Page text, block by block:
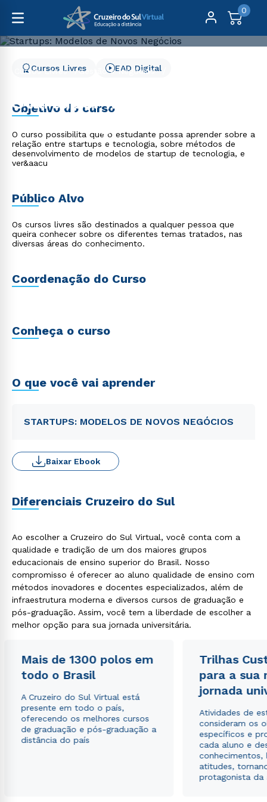
0
Cursos Livres
Gestão e Negócios
Startups: Modelos de
Novos Negócios
Cursos Livres EAD Digital
Objetivo do curso
O curso possibilita que o estudante possa aprender sobre a
relação entre startups e tecnologia, sobre métodos de
desenvolvimento de modelos de startup de tecnologia, e
ver&aacu
Público Alvo
Os cursos livres são destinados a qualquer pessoa que
queira conhecer sobre os diferentes temas tratados, nas
diversas áreas do conhecimento.
Coordenação do Curso
Conheça o curso
O que você vai aprender
STARTUPS: MODELOS DE NOVOS NEGÓCIOS
Baixar Ebook
Diferenciais Cruzeiro do Sul
Ao escolher a Cruzeiro do Sul Virtual, você conta com a
qualidade e tradição de um dos maiores grupos
educacionais de ensino superior do Brasil. Nosso
compromisso é oferecer ao aluno qualidade de ensino com
métodos inovadores e docentes especializados, além de
infraestrutura moderna e diversos cursos de graduação e
pós-graduação. Assim, você tem a liberdade de escolher a
melhor opção para sua jornada universitária.
Mais de 1300 polos em
todo o Brasil
A Cruzeiro do Sul Virtual está
presente em todo o país,
oferecendo os melhores cursos
de graduação e pós-graduação a
distância do país
Trilhas
para a sua
jornada
Atividades de
consideram os
específicos e
cada aluno e
conhecimentos,
atitudes,
protagonista da